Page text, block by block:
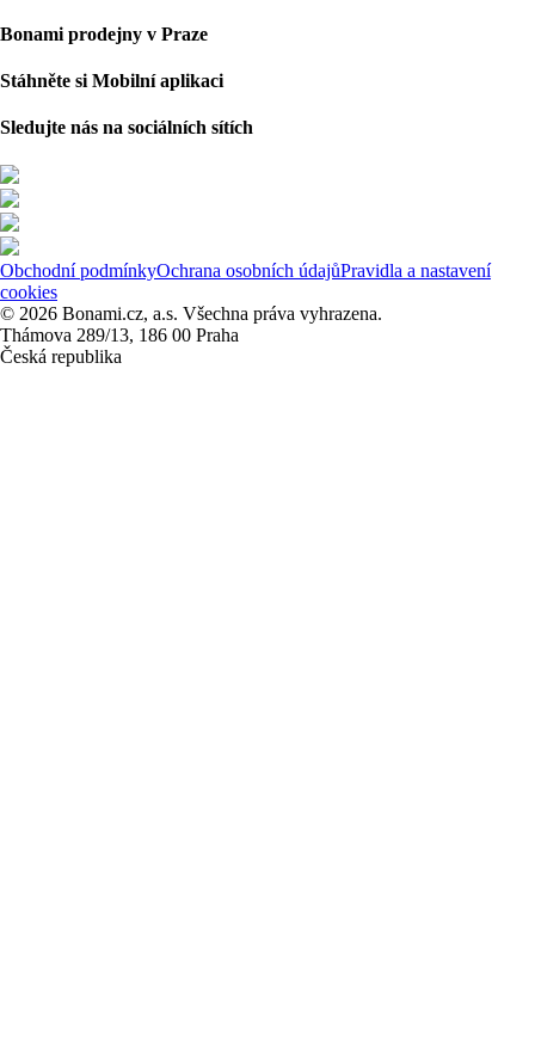
Bonami prodejny v Praze
Stáhněte si Mobilní aplikaci
Sledujte nás na sociálních sítích
Obchodní podmínkyOchrana osobních údajůPravidla a nastavení
cookies
© 2026 Bonami.cz, a.s. Všechna práva vyhrazena.
Thámova 289/13, 186 00 Praha
Česká republika